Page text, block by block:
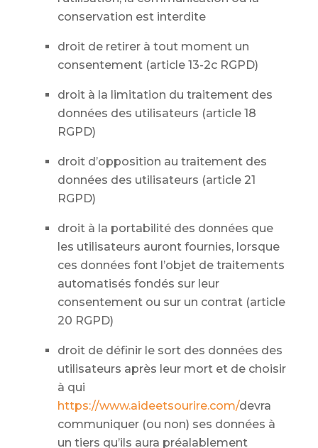
conservation est interdite
droit de retirer à tout moment un
consentement (article 13-2c RGPD)
droit à la limitation du traitement des
données des utilisateurs (article 18
RGPD)
droit d’opposition au traitement des
données des utilisateurs (article 21
RGPD)
droit à la portabilité des données que
les utilisateurs auront fournies, lorsque
ces données font l’objet de traitements
automatisés fondés sur leur
consentement ou sur un contrat (article
20 RGPD)
droit de définir le sort des données des
utilisateurs après leur mort et de choisir
à qui
https://www.aideetsourire.com/devra
communiquer (ou non) ses données à
un tiers qu’ils aura préalablement